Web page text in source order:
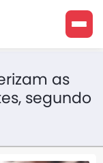
as
segundo